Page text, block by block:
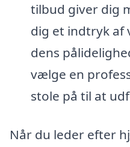
tilbud giver dig
dig et indtryk af
dens
vælge en
stole på til at
Når du leder efter